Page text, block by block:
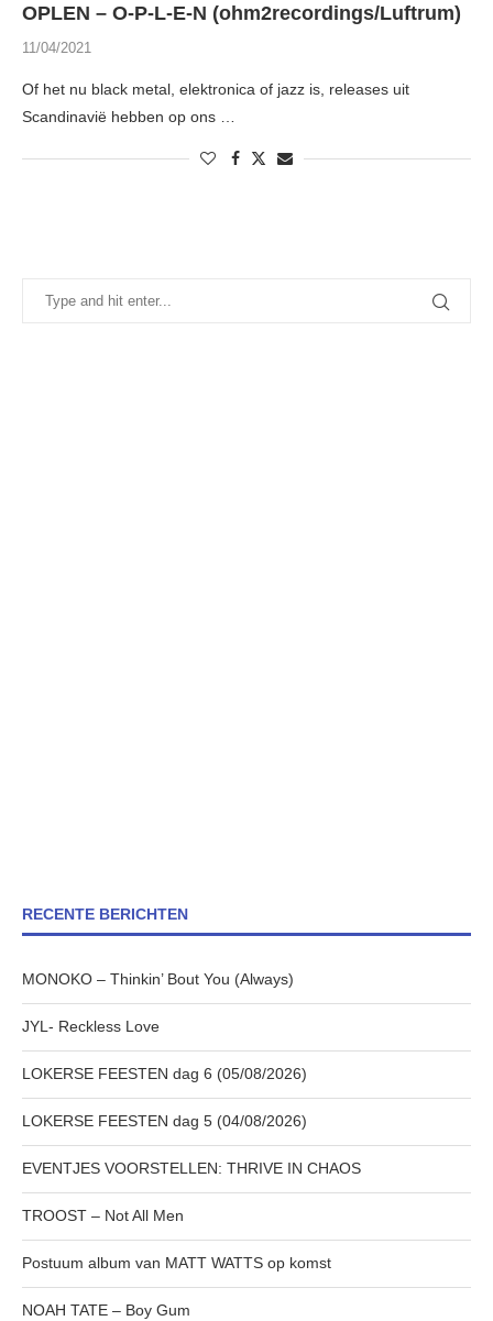
OPLEN – O-P-L-E-N (ohm2recordings/Luftrum)
11/04/2021
Of het nu black metal, elektronica of jazz is, releases uit
Scandinavië hebben op ons …
RECENTE BERICHTEN
MONOKO – Thinkin’ Bout You (Always)
JYL- Reckless Love
LOKERSE FEESTEN dag 6 (05/08/2026)
LOKERSE FEESTEN dag 5 (04/08/2026)
EVENTJES VOORSTELLEN: THRIVE IN CHAOS
TROOST – Not All Men
Postuum album van MATT WATTS op komst
NOAH TATE – Boy Gum